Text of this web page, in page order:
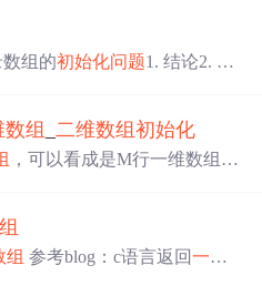
接受对应行数的字符串 */ int
//二级指针动态申请二维数组int m,
组的初始化问题1. 结论2. 验
初始化
，否则不会。 char a[10];
行初始化。 char a[10] = { };
数组 二维数组初始化
，可以看成是M行一维数组，
化
{1, 2}数据，赋给array[0][]
组 参考blog：c语言返回一个